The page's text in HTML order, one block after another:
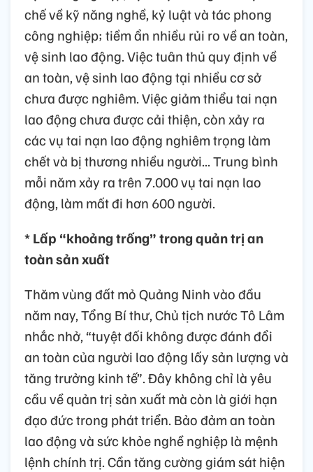
chế về kỹ năng nghề, kỷ luật và tác phong
công nghiệp; tiềm ẩn nhiều rủi ro về an toàn,
vệ sinh lao động. Việc tuân thủ quy định về
an toàn, vệ sinh lao động tại nhiều cơ sở
chưa được nghiêm. Việc giảm thiểu tai nạn
lao động chưa được cải thiện, còn xảy ra
các vụ tai nạn lao động nghiêm trọng làm
chết và bị thương nhiều người... Trung bình
mỗi năm xảy ra trên 7.000 vụ tai nạn lao
động, làm mất đi hơn 600 người.
* Lấp “khoảng trống” trong quản trị an
toàn sản xuất
Thăm vùng đất mỏ Quảng Ninh vào đầu
năm nay, Tổng Bí thư, Chủ tịch nước Tô Lâm
nhắc nhở, “tuyệt đối không được đánh đổi
an toàn của người lao động lấy sản lượng và
tăng trưởng kinh tế”. Đây không chỉ là yêu
cầu về quản trị sản xuất mà còn là giới hạn
đạo đức trong phát triển. Bảo đảm an toàn
lao động và sức khỏe nghề nghiệp là mệnh
lệnh chính trị. Cần tăng cường giám sát hiện